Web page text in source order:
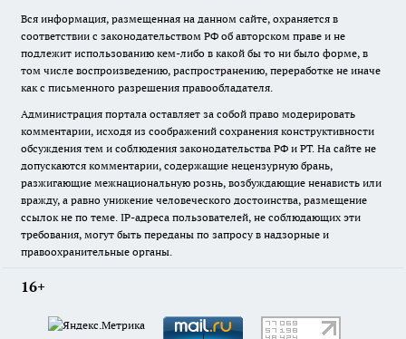
Вся информация, размещенная на данном сайте, охраняется в
соответствии с законодательством РФ об авторском праве и не
подлежит использованию кем-либо в какой бы то ни было форме, в
том числе воспроизведению, распространению, переработке не иначе
как с письменного разрешения правообладателя.
Администрация портала оставляет за собой право модерировать
комментарии, исходя из соображений сохранения конструктивности
обсуждения тем и соблюдения законодательства РФ и РТ. На сайте не
допускаются комментарии, содержащие нецензурную брань,
разжигающие межнациональную рознь, возбуждающие ненависть или
вражду, а равно унижение человеческого достоинства, размещение
ссылок не по теме. IP-адреса пользователей, не соблюдающих эти
требования, могут быть переданы по запросу в надзорные и
правоохранительные органы.
16+